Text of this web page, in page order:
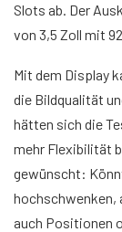
Slots ab. Der
von 3,5 Zoll mit
Mit dem Display
die Bildqualität
hätten sich die
mehr Flexibilität
gewünscht:
hochschwenken,
auch Positionen